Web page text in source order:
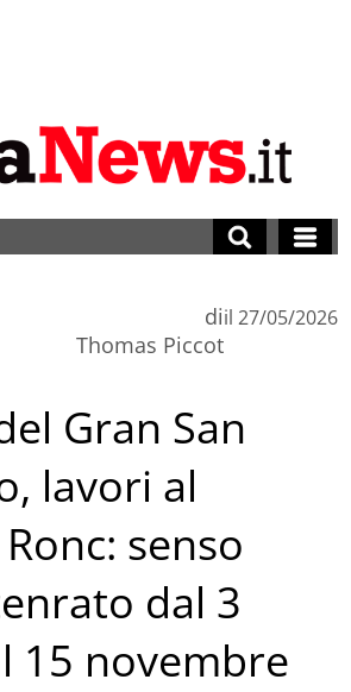
di
Thomas Piccot
il 27/05/2026
Gran San
lavori al
senso
dal 3
15 novembre